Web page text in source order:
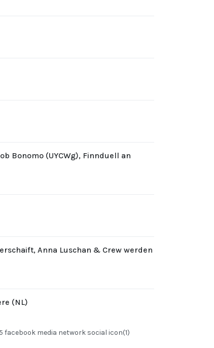
Bonomo (UYCWg), Finnduell an
Anna Luschan & Crew werden
(NL)